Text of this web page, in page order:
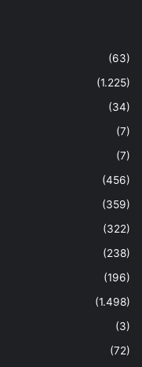
(63)
(1.225)
(34)
(7)
(7)
(456)
(359)
(322)
(238)
(196)
(1.498)
(3)
(72)